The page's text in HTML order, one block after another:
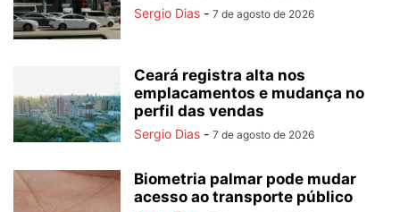
Sergio Dias - 7 de agosto de 2026
Ceará registra alta nos
emplacamentos e mudança no
perfil das vendas
Sergio Dias - 7 de agosto de 2026
Biometria palmar pode mudar
acesso ao transporte público